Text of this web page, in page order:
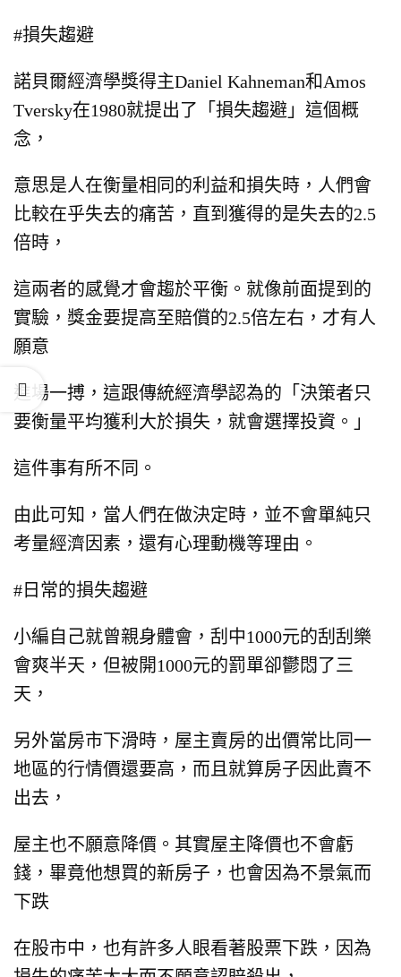
#損失趨避
諾貝爾經濟學獎得主Daniel Kahneman和Amos
Tversky在1980就提出了「損失趨避」這個概
念，
意思是人在衡量相同的利益和損失時， 人們會
比較在乎失去的痛苦， 直到獲得的是失去的2.5
倍時，
這兩者的感覺才會趨於平衡。 就像前面提到的
實驗， 獎金要提高至賠償的2.5倍左右， 才有人
願意
進場一搏， 這跟傳統經濟學認為的 「決策者只
要衡量平均獲利大於損失，就會選擇投資。」
這件事有所不同。
由此可知，當人們在做決定時， 並不會單純只
考量經濟因素， 還有心理動機等理由。
#日常的損失趨避
小編自己就曾親身體會， 刮中1000元的刮刮樂
會爽半天， 但被開1000元的罰單卻鬱悶了三
天，
另外當房市下滑時， 屋主賣房的出價常比同一
地區的行情價還要高， 而且就算房子因此賣不
出去，
屋主也不願意降價。 其實屋主降價也不會虧
錢， 畢竟他想買的新房子，也會因為不景氣而
下跌
在股市中， 也有許多人眼看著股票下跌， 因為